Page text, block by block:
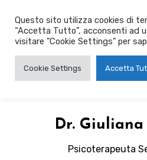
contenuto
Dr.
Psicoterapeuta
Questo sito utilizza cookies di
“Accetta Tutto”, acconsenti ad
visitare "Cookie Settings" per
Cookie Settings Accetta